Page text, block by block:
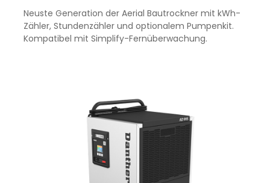
Neuste Generation der Aerial Bautrockner mit kWh-
Zähler, Stundenzähler und optionalem Pumpenkit.
Kompatibel mit Simplify-Fernüberwachung.